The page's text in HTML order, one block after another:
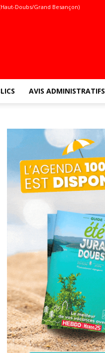
Doubs/Grand Besançon)
AVIS ADMINISTRATIFS